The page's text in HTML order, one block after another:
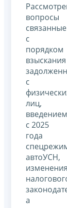
вопросы
связанные
с
порядком
взыскания
с
лиц,
введением
с 2025
года
автоУСН,
а